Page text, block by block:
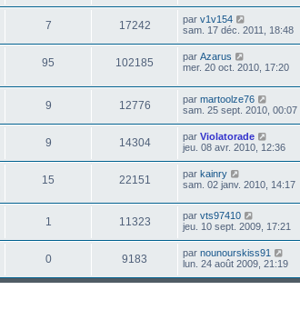
7 17242 par v1v154
sam. 17 déc. 2011, 18:48
95 102185 par Azarus
mer. 20 oct. 2010, 17:20
9 12776 par martoolze76
sam. 25 sept. 2010, 00:07
9 14304 par Violatorade
jeu. 08 avr. 2010, 12:36
15 22151 par kainry
sam. 02 janv. 2010, 14:17
1 11323 par vts97410
jeu. 10 sept. 2009, 17:21
0 9183 par nounourskiss91
lun. 24 août 2009, 21:19